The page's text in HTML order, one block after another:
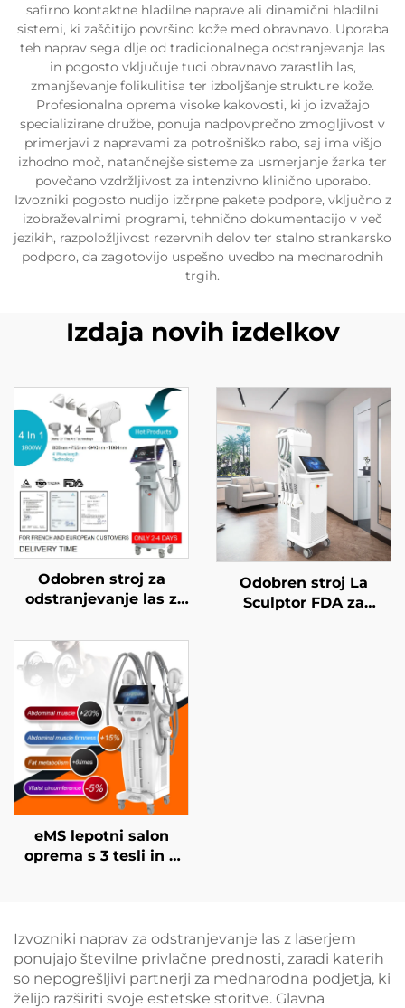
safirno kontaktne hladilne naprave ali dinamični hladilni
sistemi, ki zaščitijo površino kože med obravnavo. Uporaba
teh naprav sega dlje od tradicionalnega odstranjevanja las
in pogosto vključuje tudi obravnavo zarastlih las,
zmanjševanje folikulitisa ter izboljšanje strukture kože.
Profesionalna oprema visoke kakovosti, ki jo izvažajo
specializirane družbe, ponuja nadpovprečno zmogljivost v
primerjavi z napravami za potrošniško rabo, saj ima višjo
izhodno moč, natančnejše sisteme za usmerjanje žarka ter
povečano vzdržljivost za intenzivno klinično uporabo.
Izvozniki pogosto nudijo izčrpne pakete podpore, vključno z
izobraževalnimi programi, tehnično dokumentacijo v več
jezikih, razpoložljivost rezervnih delov ter stalno strankarsko
podporo, da zagotovijo uspešno uvedbo na mednarodnih
trgih.
Izdaja novih izdelkov
Odobren stroj za
odstranjevanje las z
MDR, MDSAP, 600 W,
1200 W, 1800 W, 3000
W, 4 v 1 z zamenljivimi
glavami, valovne
dolžine 755 nm, 808
nm, 940 nm, 1064 nm
Odobren stroj La
Sculptor FDA za
eMS lepotni salon
oprema s 3 tesli in 4
Izvozniki naprav za odstranjevanje las z laserjem
ponujajo številne privlačne prednosti, zaradi katerih
so nepogrešljivi partnerji za mednarodna podjetja, ki
želijo razširiti svoje estetske storitve. Glavna